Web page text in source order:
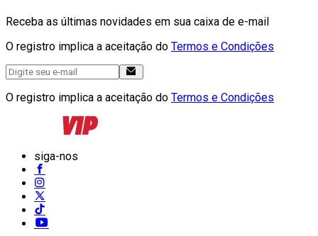
Receba as últimas novidades em sua caixa de e-mail
O registro implica a aceitação do Termos e Condições
O registro implica a aceitação do Termos e Condições
siga-nos